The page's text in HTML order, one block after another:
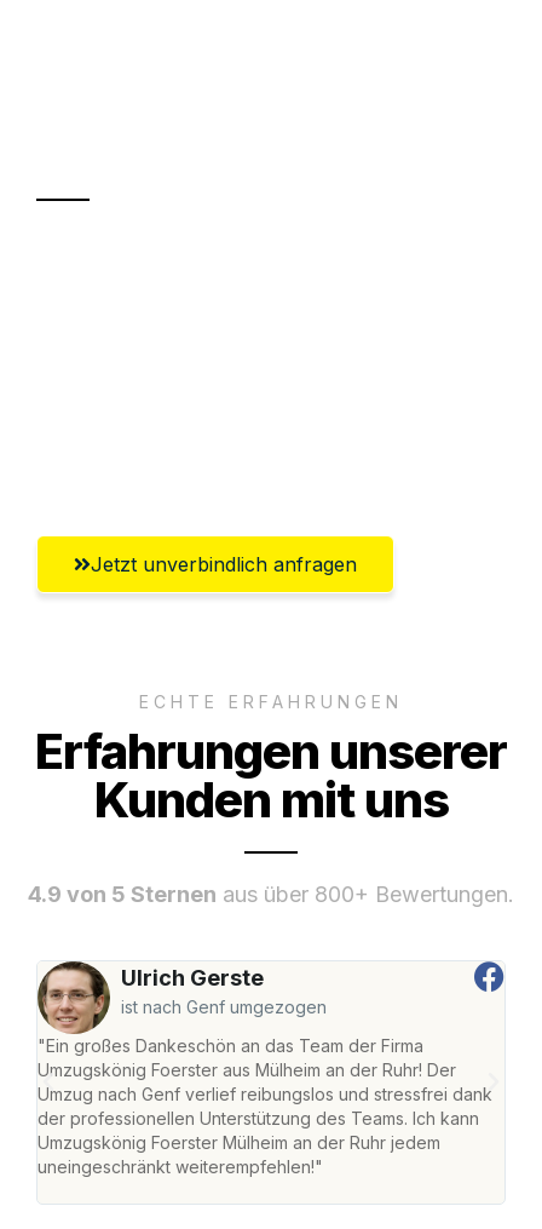
Jetzt unverbindlich anfragen
ECHTE ERFAHRUNGEN
Erfahrungen unserer
Kunden mit uns
4.9 von 5 Sternen aus über 800+ Bewertungen.
Ulrich Gerste
ist nach Genf umgezogen
"Ein großes Dankeschön an das Team der Firma
Umzugskönig Foerster aus Mülheim an der Ruhr! Der
Umzug nach Genf verlief reibungslos und stressfrei dank
der professionellen Unterstützung des Teams. Ich kann
Umzugskönig Foerster Mülheim an der Ruhr jedem
uneingeschränkt weiterempfehlen!"